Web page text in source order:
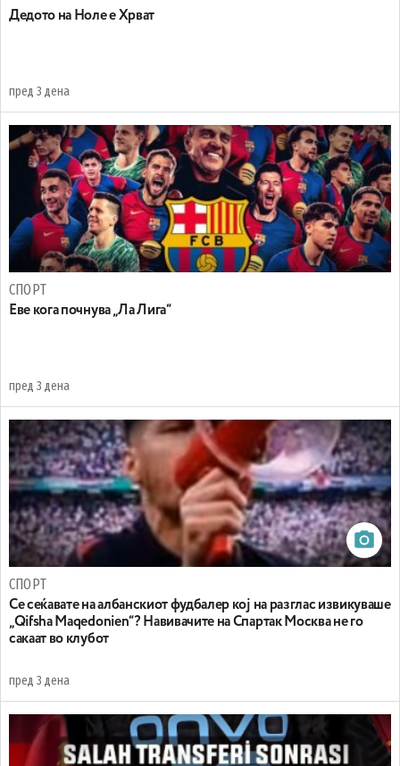
Дедото на Ноле е Хрват
пред 3 дена
СПОРТ
Еве кога почнува „Ла Лига“
пред 3 дена
СПОРТ
Се сеќавате на албанскиот фудбалер кој на разглас извикуваше
„Qifsha Maqedonien“? Навивачите на Спартак Москва не го
сакаат во клубот
пред 3 дена